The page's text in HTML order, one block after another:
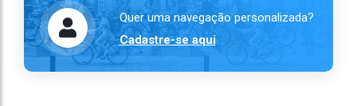
Quer uma navegação personalizada?
Cadastre-se aqui